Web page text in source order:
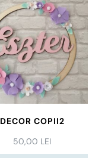
DECOR COPII2
50,00 LEI